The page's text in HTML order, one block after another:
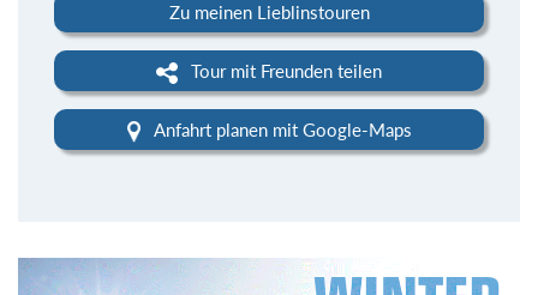
Zu meinen Lieblinstouren
Tour mit Freunden teilen
Anfahrt planen mit Google-Maps